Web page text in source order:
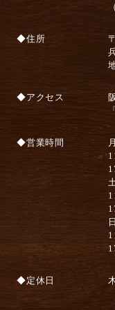
◆住所
◆アクセス
◆営業時間
◆定休日